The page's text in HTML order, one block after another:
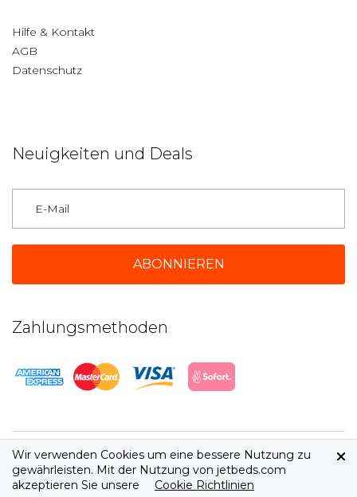
Hilfe & Kontakt
AGB
Datenschutz
Neuigkeiten und Deals
Zahlungsmethoden
2026 © jetbeds.com AGB|Datenschutz
Wir verwenden Cookies um eine bessere Nutzung zu
gewährleisten. Mit der Nutzung von jetbeds.com
akzeptieren Sie unsere
Cookie Richtlinien